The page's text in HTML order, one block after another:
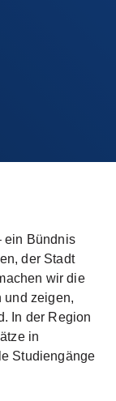
ein Bündnis
der Stadt
wir die
und zeigen,
In der Region
in
Studiengänge